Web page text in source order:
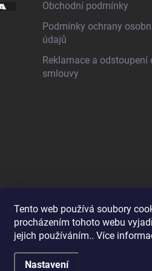
Tento web používá soubory
procházením tohoto webu
jejich používáním.. Více
Nastavení
Obchodní podmínky
Podmínky ochrany
údajů
Reklamace a odstoupení
smlouvy